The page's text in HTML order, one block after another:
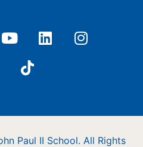
Paul II School. All Rights